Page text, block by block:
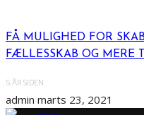
FÅ MULIGHED FOR
FÆLLESSKAB OG MERE
5 ÅR SIDEN
admin marts 23, 2021